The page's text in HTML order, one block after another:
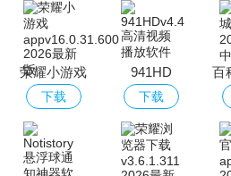
荣耀小游戏
app
下载
941HD
下载
百